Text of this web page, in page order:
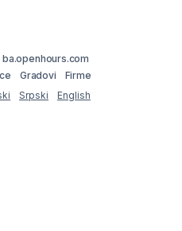
ba.openhours.com
Gradovi
Firme
Srpski English